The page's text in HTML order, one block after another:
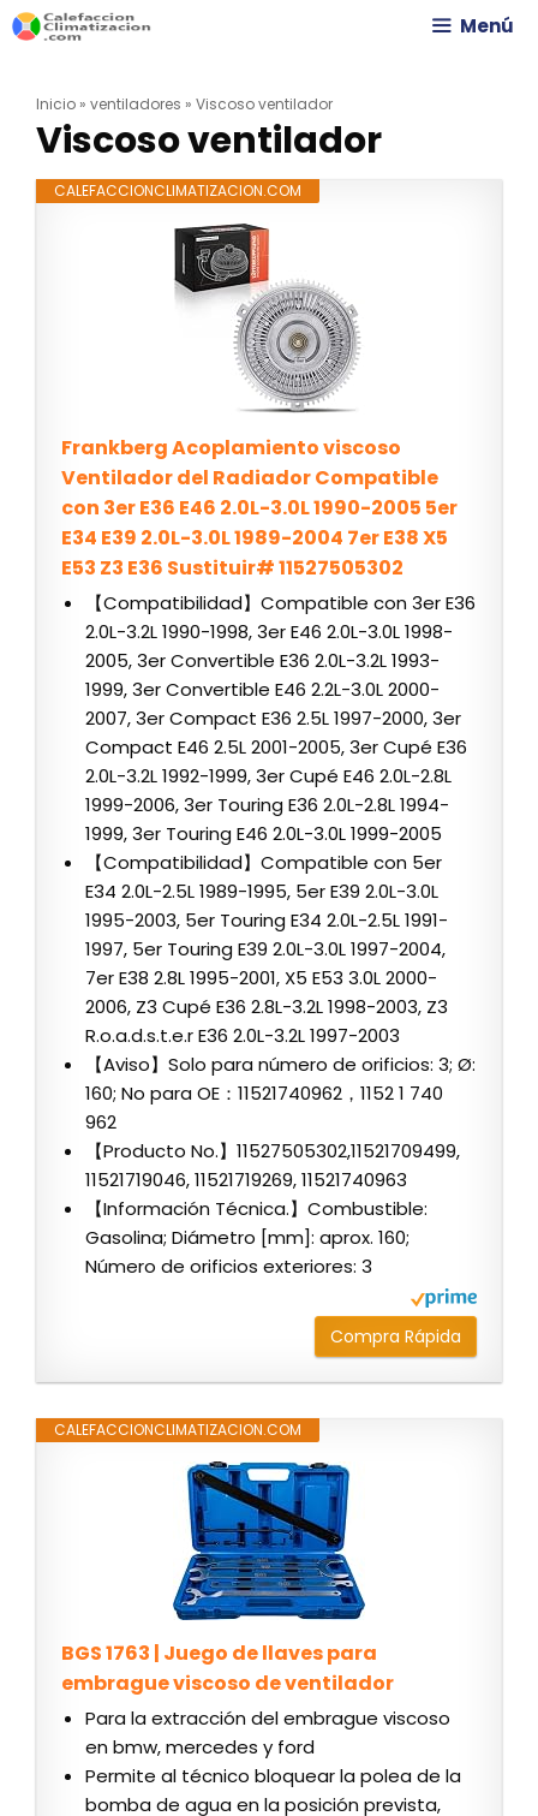
Saltar
contenido
Menú
Inicio » ventiladores » Viscoso ventilador
Viscoso ventilador
CALEFACCIONCLIMATIZACION.COM
Frankberg Acoplamiento viscoso
Ventilador del Radiador Compatible
con 3er E36 E46 2.0L-3.0L 1990-2005 5er
E34 E39 2.0L-3.0L 1989-2004 7er E38 X5
E53 Z3 E36 Sustituir# 11527505302
【Compatibilidad】Compatible con 3er E36
2.0L-3.2L 1990-1998, 3er E46 2.0L-3.0L 1998-
2005, 3er Convertible E36 2.0L-3.2L 1993-
1999, 3er Convertible E46 2.2L-3.0L 2000-
2007, 3er Compact E36 2.5L 1997-2000, 3er
Compact E46 2.5L 2001-2005, 3er Cupé E36
2.0L-3.2L 1992-1999, 3er Cupé E46 2.0L-2.8L
1999-2006, 3er Touring E36 2.0L-2.8L 1994-
1999, 3er Touring E46 2.0L-3.0L 1999-2005
【Compatibilidad】Compatible con 5er
E34 2.0L-2.5L 1989-1995, 5er E39 2.0L-3.0L
1995-2003, 5er Touring E34 2.0L-2.5L 1991-
1997, 5er Touring E39 2.0L-3.0L 1997-2004,
7er E38 2.8L 1995-2001, X5 E53 3.0L 2000-
2006, Z3 Cupé E36 2.8L-3.2L 1998-2003, Z3
R.o.a.d.s.t.e.r E36 2.0L-3.2L 1997-2003
【Aviso】Solo para número de orificios: 3; Ø:
160; No para OE：11521740962，1152 1 740
962
【Producto No.】11527505302,11521709499,
11521719046, 11521719269, 11521740963
【Información Técnica.】Combustible:
Gasolina; Diámetro [mm]: aprox. 160;
Número de orificios exteriores: 3
Compra Rápida
CALEFACCIONCLIMATIZACION.COM
BGS 1763 | Juego de llaves para
embrague viscoso de ventilador
Para la extracción del embrague viscoso
en bmw, mercedes y ford
Permite al técnico bloquear la polea de la
bomba de agua en la posición prevista,